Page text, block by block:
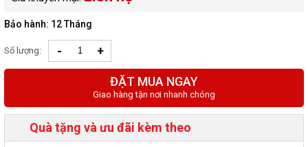
Bảo hành: 12 Tháng
Số lượng: - +
ĐẶT MUA NGAY
Giao hàng tận nơi nhanh chóng
Quà tặng và ưu đãi kèm theo